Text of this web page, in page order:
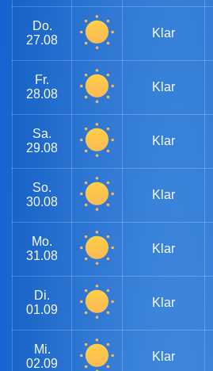
Do.
27.08
Klar
Fr.
28.08
Klar
Sa.
29.08
Klar
So.
30.08
Klar
Mo.
31.08
Klar
Di.
01.09
Klar
Mi.
02.09
Klar